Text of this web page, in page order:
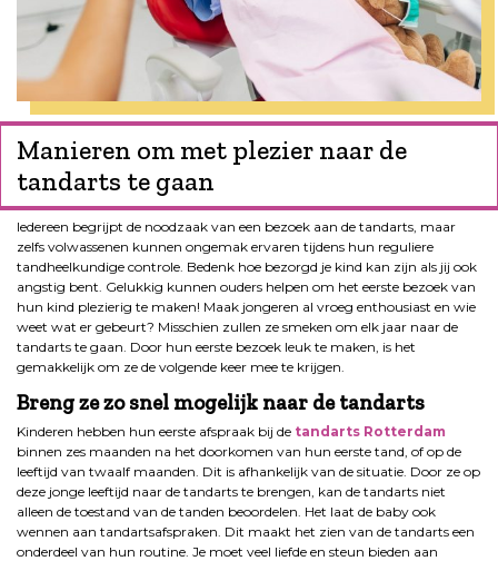
Manieren om met plezier naar de
tandarts te gaan
Iedereen begrijpt de noodzaak van een bezoek aan de tandarts, maar
zelfs volwassenen kunnen ongemak ervaren tijdens hun reguliere
tandheelkundige controle. Bedenk hoe bezorgd je kind kan zijn als jij ook
angstig bent. Gelukkig kunnen ouders helpen om het eerste bezoek van
hun kind plezierig te maken! Maak jongeren al vroeg enthousiast en wie
weet wat er gebeurt? Misschien zullen ze smeken om elk jaar naar de
tandarts te gaan. Door hun eerste bezoek leuk te maken, is het
gemakkelijk om ze de volgende keer mee te krijgen.
Breng ze zo snel mogelijk naar de tandarts
Kinderen hebben hun eerste afspraak bij de tandarts Rotterdam
binnen zes maanden na het doorkomen van hun eerste tand, of op de
leeftijd van twaalf maanden. Dit is afhankelijk van de situatie. Door ze op
deze jonge leeftijd naar de tandarts te brengen, kan de tandarts niet
alleen de toestand van de tanden beoordelen. Het laat de baby ook
wennen aan tandartsafspraken. Dit maakt het zien van de tandarts een
onderdeel van hun routine. Je moet veel liefde en steun bieden aan